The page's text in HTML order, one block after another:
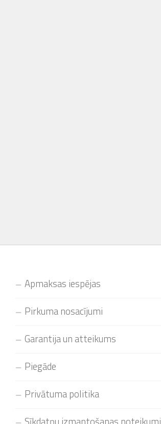
Apmaksas iespējas
Pirkuma nosacījumi
Garantija un atteikums
Piegāde
Privātuma politika